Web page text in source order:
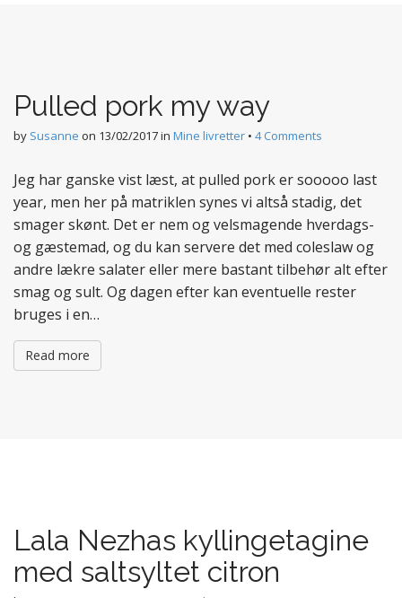
Pulled pork my way
by Susanne on 13/02/2017in Mine livretter • 4 Comments
Jeg har ganske vist læst, at pulled pork er sooooo last
year, men her på matriklen synes vi altså stadig, det
smager skønt. Det er nem og velsmagende hverdags-
og gæstemad, og du kan servere det med coleslaw og
andre lækre salater eller mere bastant tilbehør alt efter
smag og sult. Og dagen efter kan eventuelle rester
bruges i en…
Read more
Lala Nezhas kyllingetagine
med saltsyltet citron